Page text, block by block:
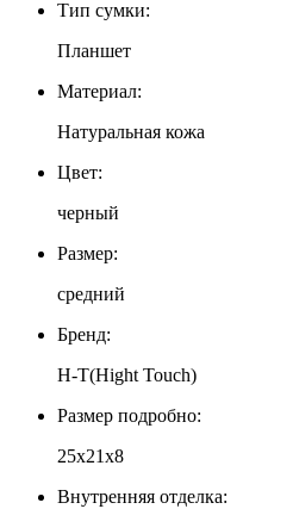
Тип сумки:
Планшет
Материал:
Натуральная кожа
Цвет:
черный
Размер:
средний
Бренд:
H-T(Hight Touch)
Размер подробно:
25х21х8
Внутренняя отделка: